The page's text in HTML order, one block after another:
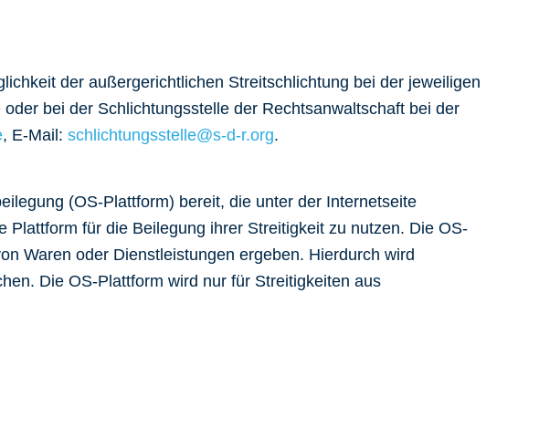
der außergerichtlichen Streitschlichtung bei der jeweiligen
bei der Schlichtungsstelle der Rechtsanwaltschaft bei der
, E-Mail: schlichtungsstelle@s-d-r.org.
(OS-Plattform) bereit, die unter der Internetseite
für die Beilegung ihrer Streitigkeit zu nutzen. Die OS-
Waren oder Dienstleistungen ergeben. Hierdurch wird
Die OS-Plattform wird nur für Streitigkeiten aus